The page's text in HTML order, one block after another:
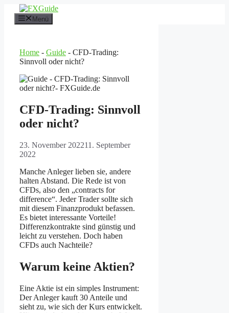
Inhalt
springen
Menü
Home - Guide - CFD-Trading:
Sinnvoll oder nicht?
CFD-Trading: Sinnvoll
oder nicht?
23. November 202211. September
2022
Manche Anleger lieben sie, andere
halten Abstand. Die Rede ist von
CFDs, also den „contracts for
difference“. Jeder Trader sollte sich
mit diesem Finanzprodukt befassen.
Es bietet interessante Vorteile!
Differenzkontrakte sind günstig und
leicht zu verstehen. Doch haben
CFDs auch Nachteile?
Warum keine Aktien?
Eine Aktie ist ein simples Instrument:
Der Anleger kauft 30 Anteile und
sieht zu, wie sich der Kurs entwickelt.